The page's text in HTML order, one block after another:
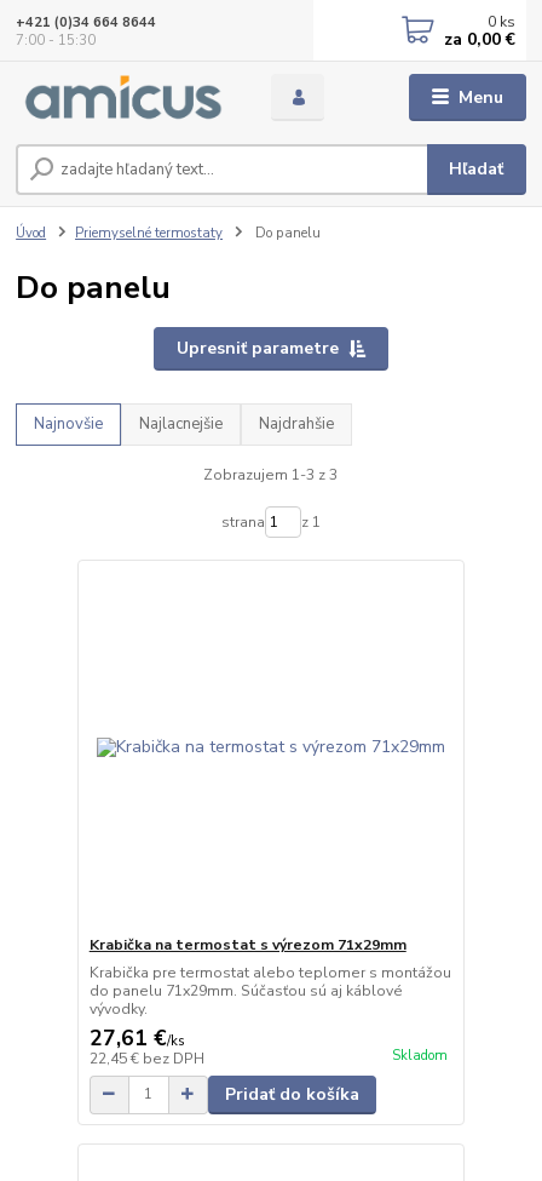
Menu
Hľadať
+421 (0)34 664 8644
7:00 - 15:30
0 ks
za 0,00 €
Úvod Priemyselné termostaty Do panelu
Do panelu
Upresniť parametre
Najnovšie Najlacnejšie Najdrahšie
Zobrazujem 1-3 z 3
strana z 1
Krabička na termostat s výrezom 71x29mm
Krabička pre termostat alebo teplomer s montážou
do panelu 71x29mm. Súčasťou sú aj káblové
vývodky.
27,61 €/ks
22,45 € bez DPH Skladom
Pridať do košíka